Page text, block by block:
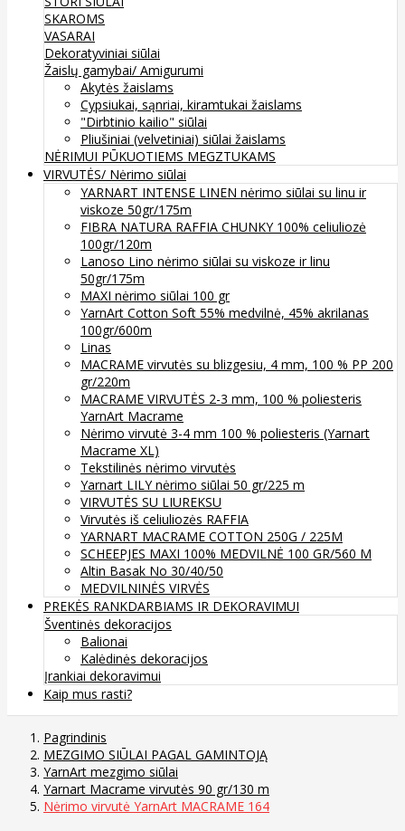
SKAROMS
VASARAI
Dekoratyviniai siūlai
Žaislų gamybai/ Amigurumi
Akytės žaislams
Cypsiukai, sąnriai, kiramtukai žaislams
"Dirbtinio kailio" siūlai
Pliušiniai (velvetiniai) siūlai žaislams
NĖRIMUI PŪKUOTIEMS MEGZTUKAMS
VIRVUTĖS/ Nėrimo siūlai
YARNART INTENSE LINEN nėrimo siūlai su linu ir
viskoze 50gr/175m
FIBRA NATURA RAFFIA CHUNKY 100% celiuliozė
100gr/120m
Lanoso Lino nėrimo siūlai su viskoze ir linu
50gr/175m
MAXI nėrimo siūlai 100 gr
YarnArt Cotton Soft 55% medvilnė, 45% akrilanas
100gr/600m
Linas
MACRAME virvutės su blizgesiu, 4 mm, 100 % PP 200
gr/220m
MACRAME VIRVUTĖS 2-3 mm, 100 % poliesteris
YarnArt Macrame
Nėrimo virvutė 3-4 mm 100 % poliesteris (Yarnart
Macrame XL)
Tekstilinės nėrimo virvutės
Yarnart LILY nėrimo siūlai 50 gr/225 m
VIRVUTĖS SU LIUREKSU
Virvutės iš celiuliozės RAFFIA
YARNART MACRAME COTTON 250G / 225M
SCHEEPJES MAXI 100% MEDVILNĖ 100 GR/560 M
Altin Basak No 30/40/50
MEDVILNINĖS VIRVĖS
PREKĖS RANKDARBIAMS IR DEKORAVIMUI
Šventinės dekoracijos
Balionai
Kalėdinės dekoracijos
Įrankiai dekoravimui
Kaip mus rasti?
Pagrindinis
MEZGIMO SIŪLAI PAGAL GAMINTOJĄ
YarnArt mezgimo siūlai
Yarnart Macrame virvutės 90 gr/130 m
Nėrimo virvutė YarnArt MACRAME 164